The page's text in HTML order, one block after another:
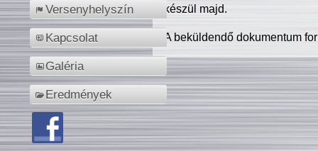
Versenyhelyszín
Kapcsolat
Galéria
Eredmények
készül majd.
A beküldendő dokumentum